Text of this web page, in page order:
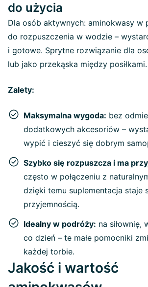
do użycia
Dla osób aktywnych: aminokwasy w
do rozpuszczenia w wodzie –
i gotowe. Sprytne rozwiązanie dla
lub jako przekąska między posiłkami.
Zalety:
Maksymalna wygoda: bez
dodatkowych akcesoriów –
wypić i cieszyć się dobrym
Szybko się rozpuszcza i ma
często w połączeniu z
dzięki temu suplementacja staje
przyjemnością.
Idealny w podróży: na siłownię,
co dzień – te małe pomocniki
każdej torbie.
Jakość i wartość